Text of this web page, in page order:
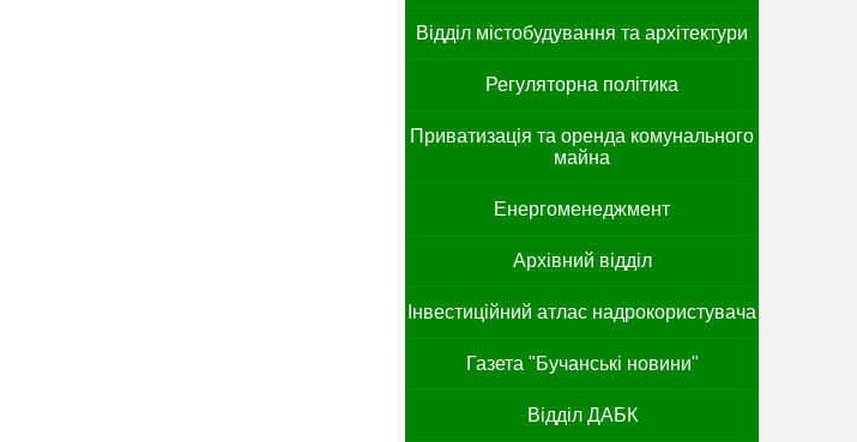
Відділ містобудування та архітектури
Регуляторна політика
Приватизація та оренда комунального
майна
Енергоменеджмент
Архівний відділ
Інвестиційний атлас надрокористувача
Газета "Бучанські новини"
Відділ ДАБК